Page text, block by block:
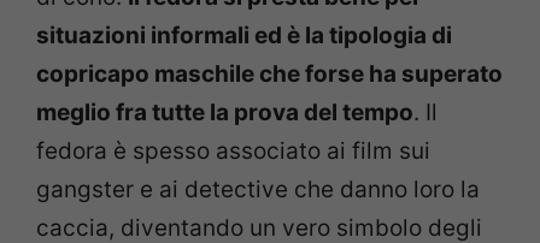
situazioni informali ed è la tipologia di
copricapo maschile che forse ha superato
meglio fra tutte la prova del tempo. Il
fedora è spesso associato ai film sui
gangster e ai detective che danno loro la
caccia, diventando un vero simbolo degli